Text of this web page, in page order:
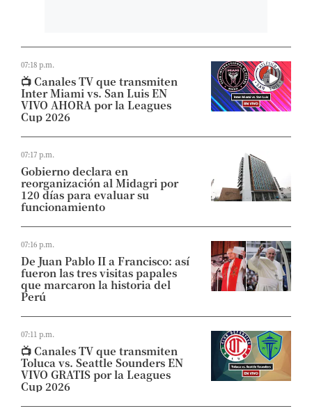
07:18 p.m.
📺 Canales TV que transmiten
Inter Miami vs. San Luis EN
VIVO AHORA por la Leagues
Cup 2026
07:17 p.m.
Gobierno declara en
reorganización al Midagri por
120 días para evaluar su
funcionamiento
07:16 p.m.
De Juan Pablo II a Francisco: así
fueron las tres visitas papales
que marcaron la historia del
Perú
07:11 p.m.
📺 Canales TV que transmiten
Toluca vs. Seattle Sounders EN
VIVO GRATIS por la Leagues
Cup 2026